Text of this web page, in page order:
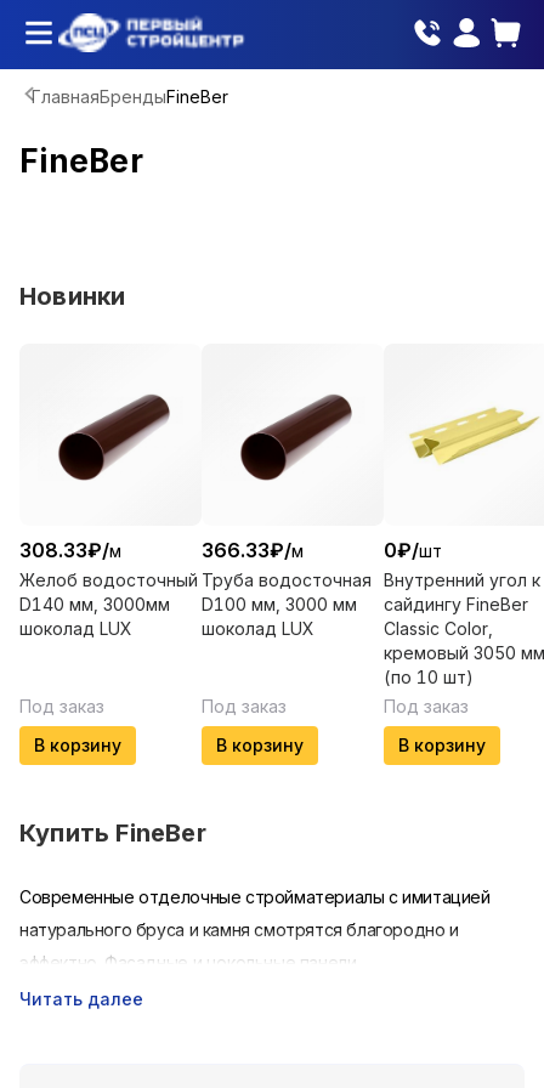
ГлавнаяБрендыFineBer
FineBer
Новинки
308.33₽/м
Желоб водосточный
D140 мм, 3000мм
шоколад LUX
Под заказ
В корзину
366.33₽/м
Труба водосточная
D100 мм, 3000 мм
шоколад LUX
Под заказ
В корзину
0₽/шт
Внутренний угол к
сайдингу FineBer
Classic Color,
кремовый 3050 мм
(по 10 шт)
Под заказ
В корзину
Купить FineBer
Современные отделочные стройматериалы с имитацией
натурального бруса и камня смотрятся благородно и
эффектно. Фасадные и цокольные панели
Файнбир отличаются высокой прочностью, устойчивостью к
Читать далее